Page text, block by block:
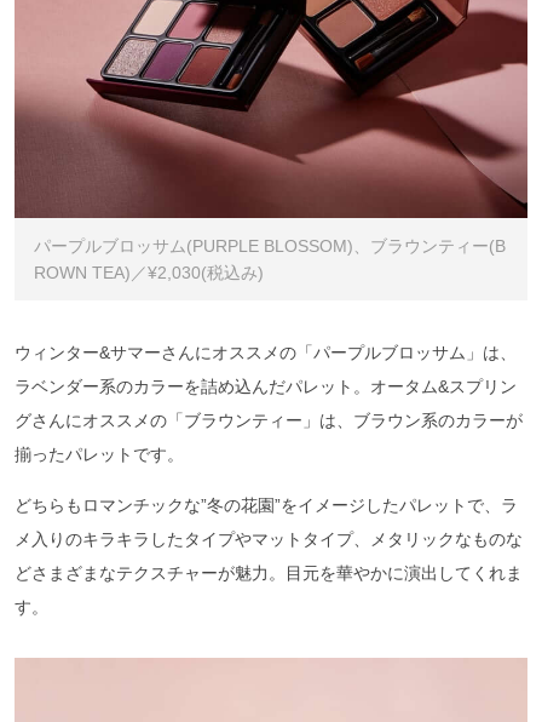
パープルブロッサム(PURPLE BLOSSOM)、ブラウンティー(B
ROWN TEA)／¥2,030(税込み)
ウィンター&サマーさんにオススメの「パープルブロッサム」は、
ラベンダー系のカラーを詰め込んだパレット。オータム&スプリン
グさんにオススメの「ブラウンティー」は、ブラウン系のカラーが
揃ったパレットです。
どちらもロマンチックな”冬の花園”をイメージしたパレットで、ラ
メ入りのキラキラしたタイプやマットタイプ、メタリックなものな
どさまざまなテクスチャーが魅力。目元を華やかに演出してくれま
す。